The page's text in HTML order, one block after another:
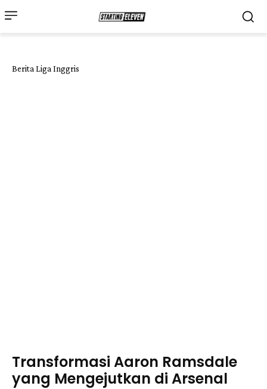
Berita Liga Inggris
Transformasi Aaron Ramsdale
yang Mengejutkan di Arsenal